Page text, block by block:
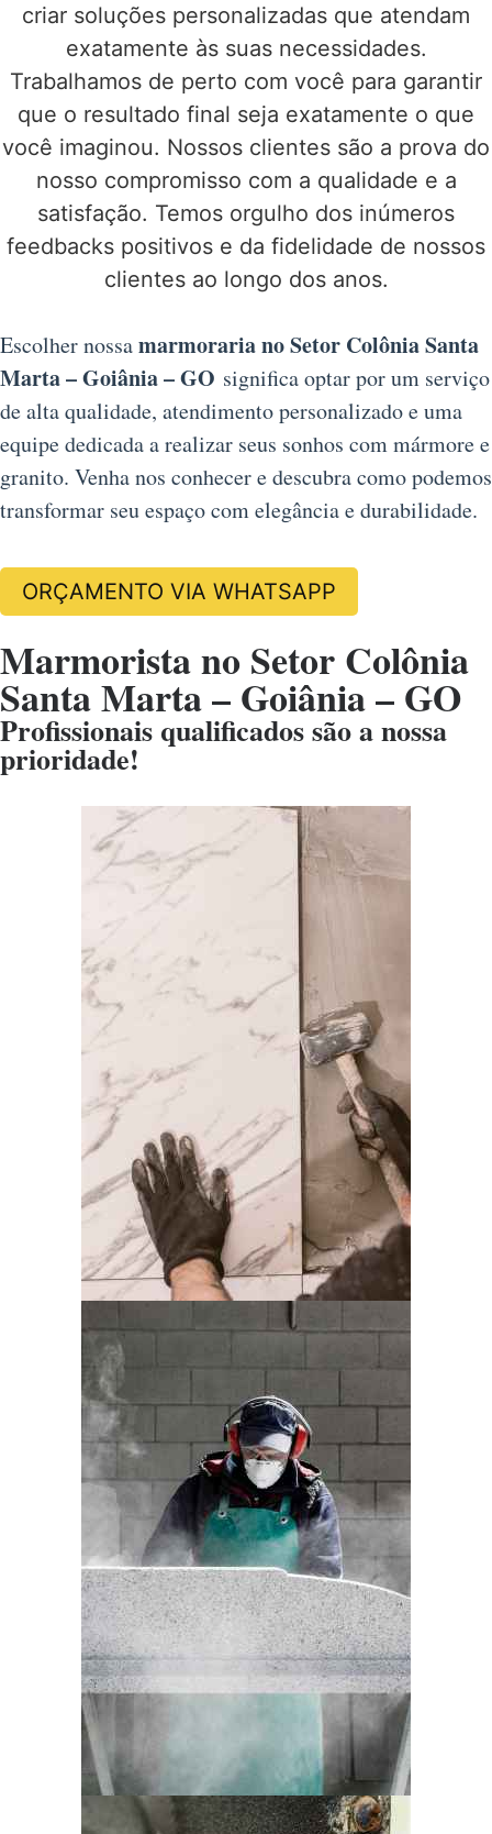
criar soluções personalizadas que atendam
exatamente às suas necessidades.
Trabalhamos de perto com você para garantir
que o resultado final seja exatamente o que
você imaginou. Nossos clientes são a prova do
nosso compromisso com a qualidade e a
satisfação. Temos orgulho dos inúmeros
feedbacks positivos e da fidelidade de nossos
clientes ao longo dos anos.
Escolher nossamarmoraria no Setor Colônia Santa
Marta – Goiânia – GO significa optar por um serviço
de alta qualidade, atendimento personalizado e uma
equipe dedicada a realizar seus sonhos com mármore e
granito. Venha nos conhecer e descubra como podemos
transformar seu espaço com elegância e durabilidade.
ORÇAMENTO VIA WHATSAPP
Marmorista no Setor Colônia
Santa Marta – Goiânia – GO
Profissionais qualificados são a nossa
prioridade!